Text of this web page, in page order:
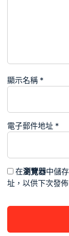
顯示名稱 *
電子郵件地址 *
在瀏覽器中儲
址，以供下次發